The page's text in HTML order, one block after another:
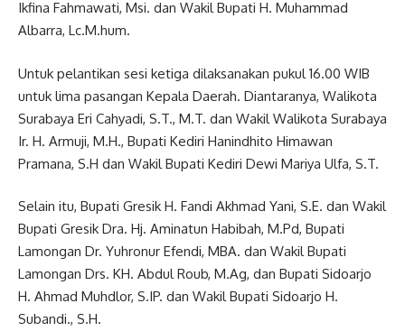
Ikfina Fahmawati, Msi. dan Wakil Bupati H. Muhammad
Albarra, Lc.M.hum.
Untuk pelantikan sesi ketiga dilaksanakan pukul 16.00 WIB
untuk lima pasangan Kepala Daerah. Diantaranya, Walikota
Surabaya Eri Cahyadi, S.T., M.T. dan Wakil Walikota Surabaya
Ir. H. Armuji, M.H., Bupati Kediri Hanindhito Himawan
Pramana, S.H dan Wakil Bupati Kediri Dewi Mariya Ulfa, S.T.
Selain itu, Bupati Gresik H. Fandi Akhmad Yani, S.E. dan Wakil
Bupati Gresik Dra. Hj. Aminatun Habibah, M.Pd, Bupati
Lamongan Dr. Yuhronur Efendi, MBA. dan Wakil Bupati
Lamongan Drs. KH. Abdul Roub, M.Ag, dan Bupati Sidoarjo
H. Ahmad Muhdlor, S.IP. dan Wakil Bupati Sidoarjo H.
Subandi., S.H.